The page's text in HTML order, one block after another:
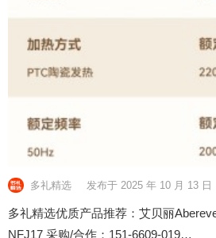
多礼精选 发布于 2025 年 10 月 13 日
多礼精选优质产品推荐：艾贝丽
NFJ17 采购/合作：151-6609-019…